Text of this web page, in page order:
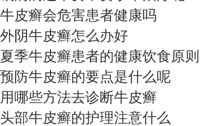
牛皮癣会危害患者健康吗
外阴牛皮癣怎么办好
夏季牛皮癣患者的健康饮食原则
预防牛皮癣的要点是什么呢
用哪些方法去诊断牛皮癣
头部牛皮癣的护理注意什么